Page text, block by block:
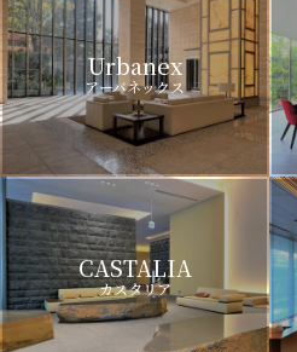
Urbanex
アーバネックス
CASTALIA
カスタリア